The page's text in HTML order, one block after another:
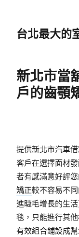
台北最大的
新北市當
戶的齒顎
提供新北市汽車
客戶在選擇面材
者有感滿意好評
矯正較不容易不
進睫毛增長的生
毯，只能進行其
有效組合鋪設成